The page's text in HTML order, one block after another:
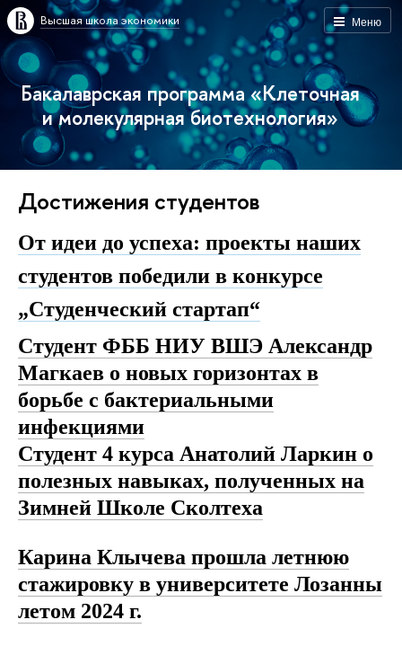
Меню
Высшая школа экономики
Бакалаврская программа «Клеточная
и молекулярная биотехнология»
Достижения студентов
От идеи до успеха: проекты наших
студентов победили в конкурсе
„Студенческий стартап“
Студент ФББ НИУ ВШЭ Александр
Магкаев о новых горизонтах в
борьбе с бактериальными
инфекциями
Студент 4 курса Анатолий Ларкин о
полезных навыках, полученных на
Зимней Школе Сколтеха
Карина Клычева прошла летнюю
стажировку в университете Лозанны
летом 2024 г.